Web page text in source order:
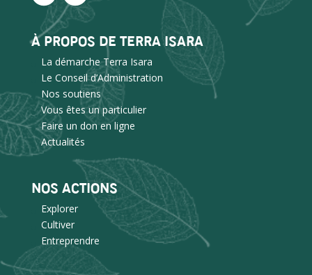
À PROPOS DE TERRA ISARA
La démarche Terra Isara
Le Conseil d’Administration
Nos soutiens
Vous êtes un particulier
Faire un don en ligne
Actualités
NOS ACTIONS
Explorer
Cultiver
Entreprendre